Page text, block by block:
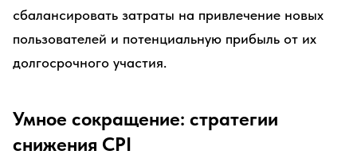
сбалансировать затраты на привлечение новых
пользователей и потенциальную прибыль от их
долгосрочного участия.
Умное сокращение: стратегии
снижения CPI